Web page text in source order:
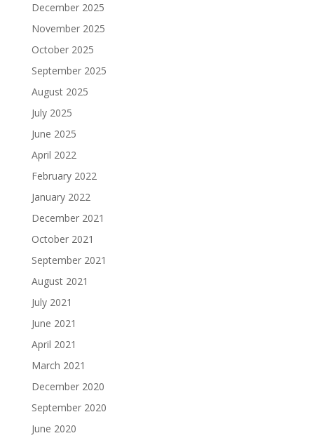
December 2025
November 2025
October 2025
September 2025
August 2025
July 2025
June 2025
April 2022
February 2022
January 2022
December 2021
October 2021
September 2021
August 2021
July 2021
June 2021
April 2021
March 2021
December 2020
September 2020
June 2020